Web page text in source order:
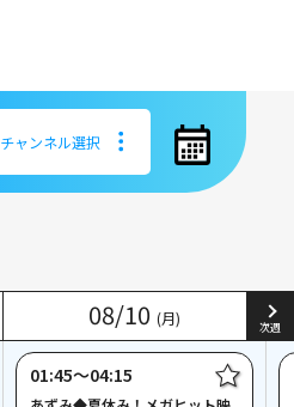
チャンネル選択
08/10 (月) 次週
08/10 (月)
01:45〜04:15